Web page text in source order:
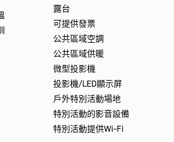
露台
可提供發票
公共區域空調
公共區域供暖
微型投影機
投影機/LED顯示屏
戶外特別活動場地
特別活動的影音設備
特別活動提供Wi-Fi